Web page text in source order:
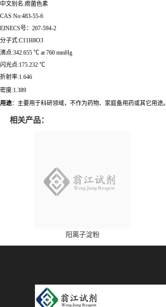
中文别名:痨菌色素
CAS No:483-55-6
EINECS号：207-594-2
分子式:C11H8O3
沸点:342.655 ℃ at 760 mmHg
闪光点:175.232 ℃
折射率:1.646
密度:1.389
用途：主要用于科研领域，不作为药物、家庭备用药或其它用途。
相关产品：
阳离子淀粉